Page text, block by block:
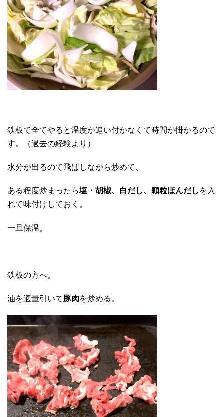
鉄板で全てやると温度が追い付かなくて時間が掛かるので
す。（過去の経験より）
水分が出るので飛ばしながら炒めて、
ある程度炒まったら塩・胡椒、白だし、顆粒ほんだし を入
れて味付けしておく。
一旦保温。
鉄板の方へ。
油を適量引いて豚肉を炒める。